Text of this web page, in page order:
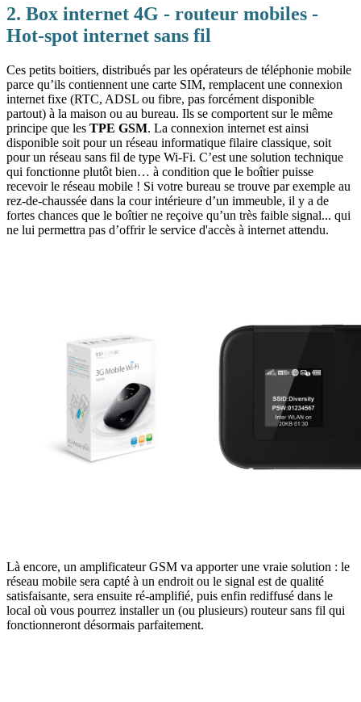
2. Box internet 4G - routeur mobiles -
Hot-spot internet sans fil
Ces petits boitiers, distribués par les opérateurs de téléphonie mobile
parce qu’ils contiennent une carte SIM, remplacent une connexion
internet fixe (RTC, ADSL ou fibre, pas forcément disponible
partout) à la maison ou au bureau. Ils se comportent sur le même
principe que les TPE GSM. La connexion internet est ainsi
disponible soit pour un réseau informatique filaire classique, soit
pour un réseau sans fil de type Wi-Fi. C’est une solution technique
qui fonctionne plutôt bien… à condition que le boîtier puisse
recevoir le réseau mobile ! Si votre bureau se trouve par exemple au
rez-de-chaussée dans la cour intérieure d’un immeuble, il y a de
fortes chances que le boîtier ne reçoive qu’un très faible signal... qui
ne lui permettra pas d’offrir le service d'accès à internet attendu.
Là encore, un amplificateur GSM va apporter une vraie solution : le
réseau mobile sera capté à un endroit ou le signal est de qualité
satisfaisante, sera ensuite ré-amplifié, puis enfin rediffusé dans le
local où vous pourrez installer un (ou plusieurs) routeur sans fil qui
fonctionneront désormais parfaitement.